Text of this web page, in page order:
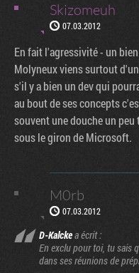
Skizomeuh
07.03.2012
En fait l'agressivité - un
Molyneux viens surtout
s'il y a bien un dev qui
au bout de ses concepts
souvent une douche un
sous le giron de Microsoft.
M0rb
07.03.2012
D-Kalckea écrit :
En exclu pour toi, tu sais
dans ses réunions de